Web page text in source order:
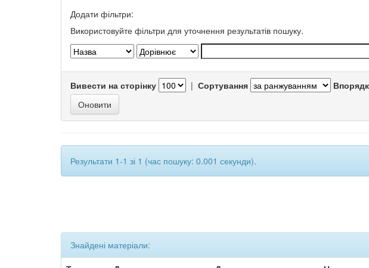
Додати фільтри:
Використовуйте фільтри для уточнення результатів пошуку.
Вивести на сторінку | Сортування
Результати 1-1 зі 1 (час пошуку: 0.001 секунди).
Знайдені матеріали: